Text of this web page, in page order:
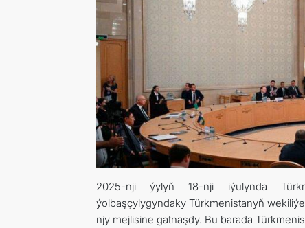
2025-nji ýylyň 18-nji iýulynda
ýolbaşçylygyndaky Türkmenistanyň
njy mejlisine gatnaşdy. Bu barada